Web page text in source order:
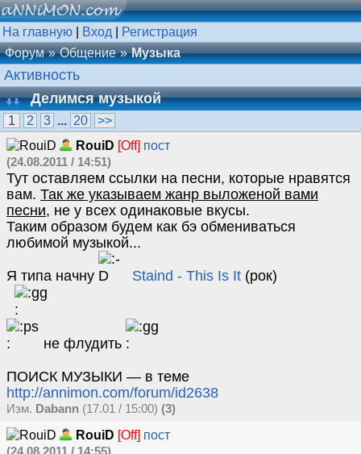
На главную Вход
Регистрация
Форум
Общение Музыка
Активность
Делимся музыкой
1 2 3 ... 20
>>
RouiD [Off] пост
(24.08.2011 / 14:51)
Тут оставляем ссылки на песни, которые нравятся
вам. Так же указываем жанр выложеной вами
песни, не у всех одинаковые вкусы.
Таким образом будем как бэ обмениваться
любимой музыкой...
Я типа начну Staind - This Is It (рок)
не флудить
ПОИСК МУЗЫКИ — в теме
http://annimon.com/forum/id2638
Изм. Dabann (17.01 / 15:00) (3)
RouiD [Off] пост